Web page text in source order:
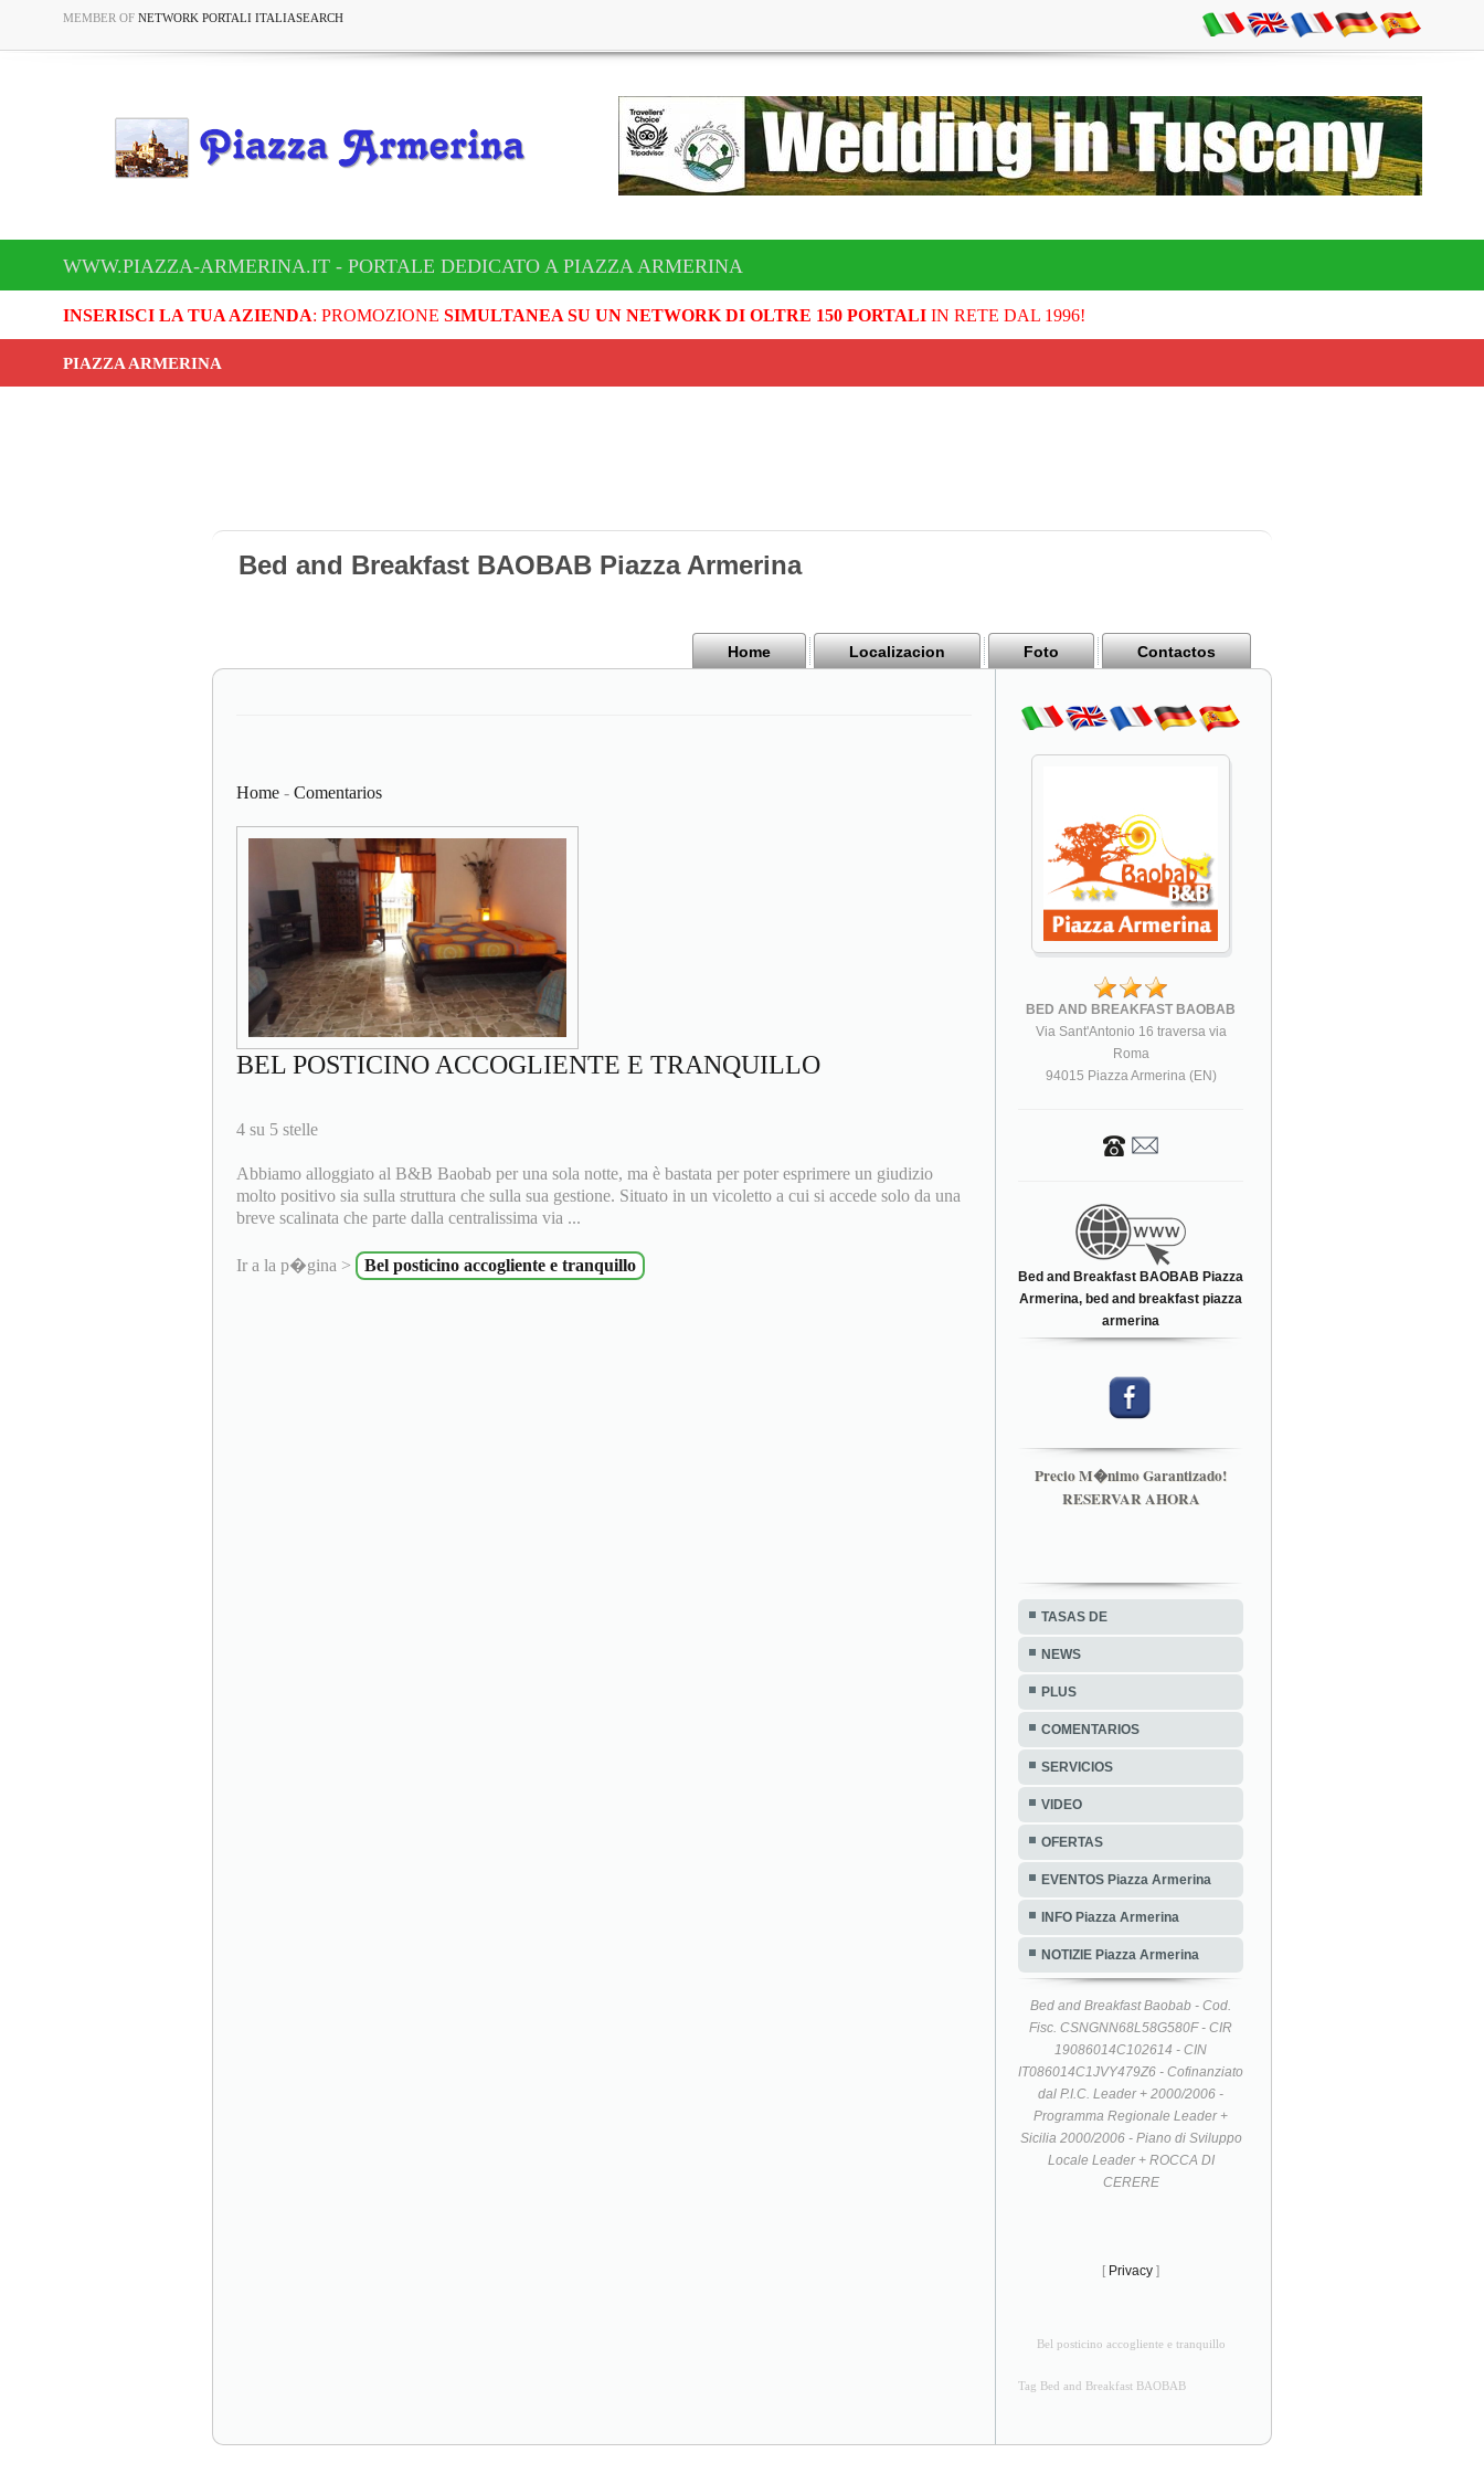
MEMBER OF NETWORK PORTALI ITALIASEARCH
WWW.PIAZZA-ARMERINA.IT - PORTALE DEDICATO A PIAZZA ARMERINA
INSERISCI LA TUA AZIENDA: PROMOZIONE SIMULTANEA SU UN NETWORK DI OLTRE 150 PORTALIIN RETE DAL 1996!
PIAZZA ARMERINA
Bed and Breakfast BAOBAB Piazza Armerina
Home Localizacion Foto Contactos
Home - Comentarios
BEL POSTICINO ACCOGLIENTE E TRANQUILLO
4 su 5 stelle
Abbiamo alloggiato al B&B Baobab per una sola notte, ma è bastata per poter esprimere un giudizio
molto positivo sia sulla struttura che sulla sua gestione. Situato in un vicoletto a cui si accede solo da una
breve scalinata che parte dalla centralissima via ...
Ir a la p�gina > Bel posticino accogliente e tranquillo
BED AND BREAKFAST BAOBAB
Via Sant'Antonio 16 traversa via
Roma
94015 Piazza Armerina (EN)
Bed and Breakfast BAOBAB Piazza
Armerina, bed and breakfast piazza
armerina
Precio M�nimo Garantizado!
RESERVAR AHORA
TASAS DE
NEWS
PLUS
COMENTARIOS
SERVICIOS
VIDEO
OFERTAS
EVENTOS Piazza Armerina
INFO Piazza Armerina
NOTIZIE Piazza Armerina
Bed and Breakfast Baobab - Cod.
Fisc. CSNGNN68L58G580F - CIR
19086014C102614 - CIN
IT086014C1JVY479Z6 - Cofinanziato
dal P.I.C. Leader + 2000/2006 -
Programma Regionale Leader +
Sicilia 2000/2006 - Piano di Sviluppo
Locale Leader + ROCCA DI
CERERE
[ Privacy ]
Bel posticino accogliente e tranquillo
Tag Bed and Breakfast BAOBAB